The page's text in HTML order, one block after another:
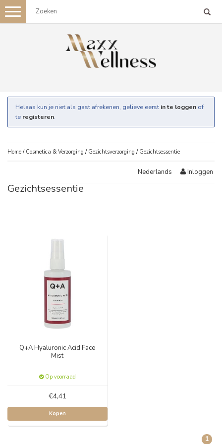
Toggle
navigation
Helaas kun je niet als gast afrekenen, gelieve eerst in te loggen of
te registeren.
Home / Cosmetica & Verzorging / Gezichtsverzorging / Gezichtsessentie
Nederlands Inloggen
Gezichtsessentie
Q+A Hyaluronic Acid Face
Mist
Op voorraad
€4,41
Kopen
1